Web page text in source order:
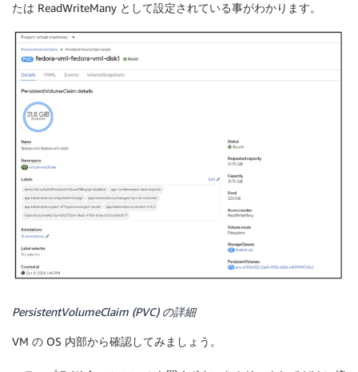
たは ReadWriteMany として設定されている事がわかります。
PersistentVolumeClaim (PVC) の詳細
VM の OS 内部から確認してみましょう。